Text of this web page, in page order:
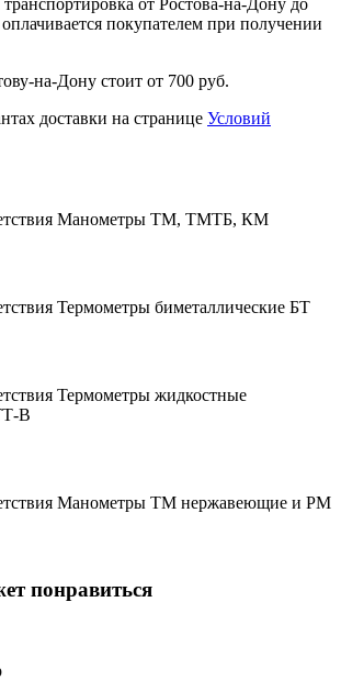
покупателем при получении
на-Дону стоит от 700 руб.
доставки на странице Условий
Манометры ТМ, ТМТБ, КМ
Термометры биметаллические БТ
Термометры жидкостные
В
Манометры ТМ нержавеющие и РМ
понравиться